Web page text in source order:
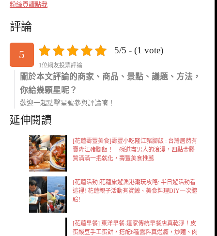
粉絲頁請點我
評論
5 5/5 - (1 vote)
1位網友投票評論
關於本文評論的商家、商品、景點、議題、方法，
你給幾顆星呢？
歡迎一起點擊星號參與評論唷！
延伸閱讀
[花蓮壽豐美食]壽豐小吃隆江豬腳飯 : 台灣居然有
賣隆江豬腳飯！一碗道盡男人的浪漫，四點金膠
質滿滿一抿就化，壽豐美食推薦
[花蓮活動]花蓮旅遊漁港潮玩攻略: 半日遊活動看
這裡! 花蓮親子活動有賞鯨、美食料理DIY一次體
驗!
[花蓮早餐] 東洋早餐-這家傳統早餐店真乾淨！皮
蛋酸豆手工蛋餅，搭配6種醬料真過癮，炒麵、肉